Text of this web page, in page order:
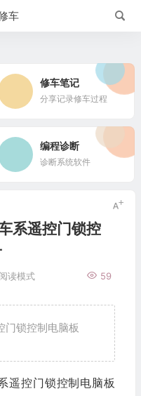
车
修车笔记
分享记录修车过程
编程诊断
诊断系统软件
系遥控门锁控
59
阅读模式
门锁控制电脑板
遥控门锁控制电脑板